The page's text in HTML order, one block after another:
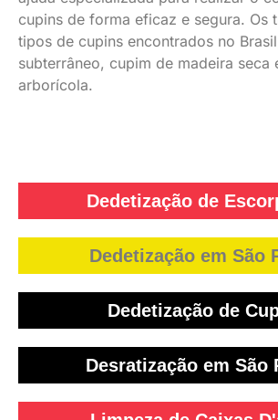
cupins de forma eficaz e segura. Os
tipos de cupins encontrados no
subterrâneo, cupim de madeira seca
arborícola.
Dedetização de
Dedetização em São
Dedetização de
Desratização em São